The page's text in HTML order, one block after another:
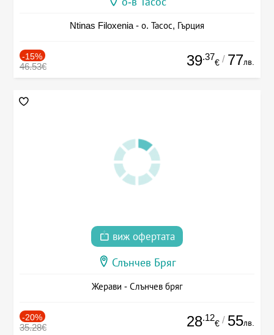
Ntinas Filoxenia - о. Тасос, Гърция
-15%
46.53€ 39.37
€ / 77лв.
виж офертата
Слънчев Бряг
Жерави - Слънчев бряг
-20%
35.28€ 28.12
€ / 55лв.